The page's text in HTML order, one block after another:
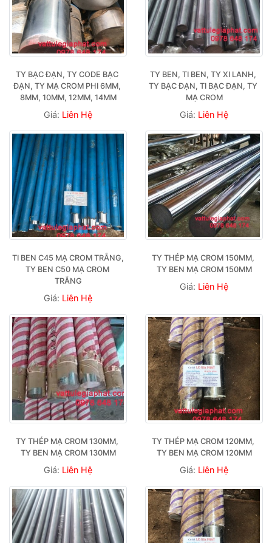
TY BẠC ĐẠN, TY CODE BẠC
ĐẠN, TY MẠ CROM PHI 6MM,
8MM, 10MM, 12MM, 14MM
Giá: Liên Hệ
TY BEN, TI BEN, TY XI LANH,
TY BẠC ĐẠN, TI BẠC ĐẠN, TY
MẠ CROM
Giá: Liên Hệ
TI BEN C45 MẠ CROM TRẮNG,
TY BEN C50 MẠ CROM
TRẮNG
Giá: Liên Hệ
TY THÉP MẠ CROM 150MM,
TY BEN MẠ CROM 150MM
Giá: Liên Hệ
TY THÉP MẠ CROM 130MM,
TY BEN MẠ CROM 130MM
Giá: Liên Hệ
TY THÉP MẠ CROM 120MM,
TY BEN MẠ CROM 120MM
Giá: Liên Hệ